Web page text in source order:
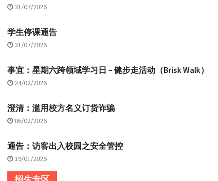
31/07/2026
学生停课通告
31/07/2026
事宜：星期六跨领域学习日 – 健步走活动（Brisk Walk）
24/02/2026
澄清：滥用校方名义订货诈骗
06/02/2026
通告：访客出入校园之安全管控
19/01/2026